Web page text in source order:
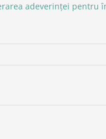
adeverinței pentru